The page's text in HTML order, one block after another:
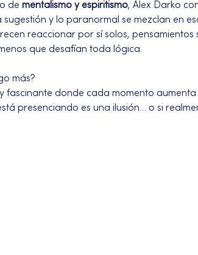
de mentalismo y espiritismo, Alex Darko
y lo paranormal se mezclan en
reaccionar por sí solos, pensamientos
que desafían toda lógica.
más?
fascinante donde cada momento aumenta
presenciando es una ilusión… o si